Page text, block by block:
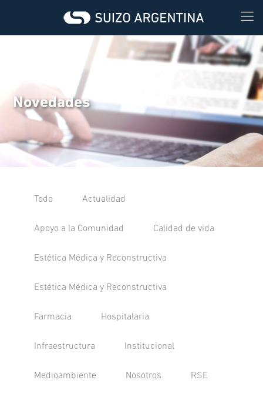
Novedades
Todo Actualidad
Apoyo a la Comunidad Calidad de vida
Estética Médica y Reconstructiva
Estética Médica y Reconstructiva
Farmacia Hospitalaria
Infraestructura Institucional
Medioambiente Nosotros RSE